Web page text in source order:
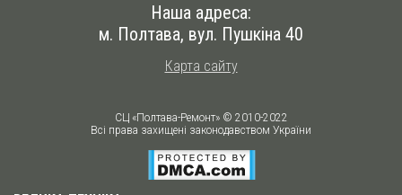
Наша адреса:
м. Полтава, вул. Пушкіна 40
Карта сайту
СЦ «Полтава-Ремонт» © 2010-2022
Всі права захищені законодавством України